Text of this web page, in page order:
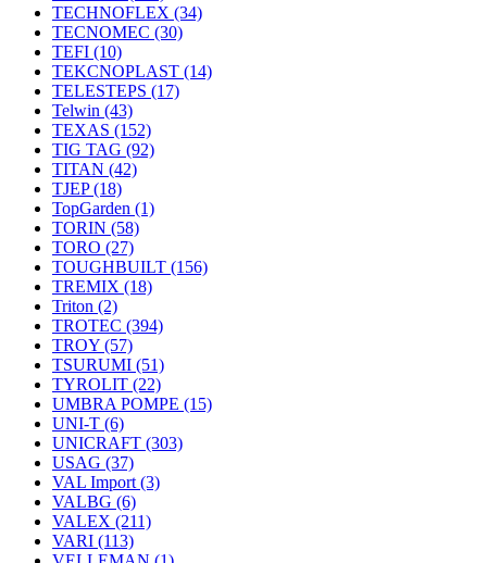
TECHNOFLEX (34)
TECNOMEC (30)
TEFI (10)
TEKCNOPLAST (14)
TELESTEPS (17)
Telwin (43)
TEXAS (152)
TIG TAG (92)
TITAN (42)
TJEP(18)
TopGarden (1)
TORIN (58)
TORO (27)
TOUGHBUILT (156)
TREMIX (18)
Triton (2)
TROTEC (394)
TROY (57)
TSURUMI (51)
TYROLIT (22)
UMBRA POMPE (15)
UNI-T (6)
UNICRAFT (303)
USAG (37)
VAL Import (3)
VALBG (6)
VALEX (211)
VARI (113)